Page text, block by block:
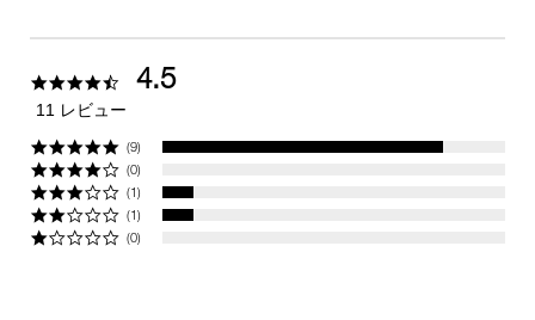
4.54.5
11 レビュー
(9)
(0)
(1)
(1)
(0)